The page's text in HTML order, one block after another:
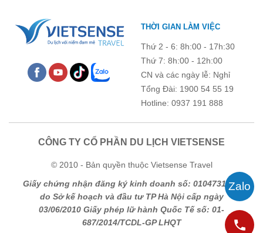
THỜI GIAN LÀM VIỆC
Thứ 2 - 6: 8h:00 - 17h:30
Thứ 7: 8h:00 - 12h:00
CN và các ngày lễ: Nghỉ
Tổng Đài: 1900 54 55 19
Hotline: 0937 191 888
CÔNG TY CỔ PHẦN DU LỊCH VIETSENSE
© 2010 - Bản quyền thuộc Vietsense Travel
Giấy chứng nhận đăng ký kinh doanh số: 0104731205
do Sở kế hoạch và đầu tư TP Hà Nội cấp ngày
03/06/2010 Giấy phép lữ hành Quốc Tế số: 01-
687/2014/TCDL-GP LHQT